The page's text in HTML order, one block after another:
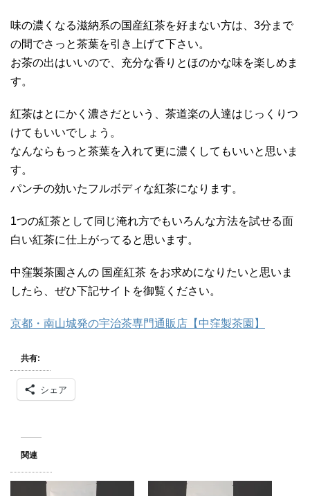
味の濃くなる滋納系の国産紅茶を好まない方は、3分まで
の間でさっと茶葉を引き上げて下さい。
お茶の出はいいので、充分な香りとほのかな味を楽しめま
す。
紅茶はとにかく濃さだという、茶道楽の人達はじっくりつ
けてもいいでしょう。
なんならもっと茶葉を入れて更に濃くしてもいいと思いま
す。
パンチの効いたフルボディな紅茶になります。
1つの紅茶として同じ淹れ方でもいろんな方法を試せる面
白い紅茶に仕上がってると思います。
中窪製茶園さんの 国産紅茶 をお求めになりたいと思いま
したら、ぜひ下記サイトを御覧ください。
京都・南山城発の宇治茶専門通販店【中窪製茶園】
共有:
シェア
関連